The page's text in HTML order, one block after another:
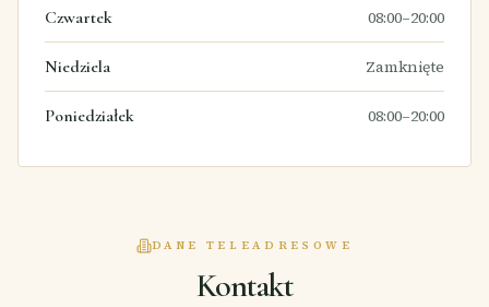
Czwartek 08:00–20:00
Niedziela Zamknięte
Poniedziałek 08:00–20:00
DANE TELEADRESOWE
Kontakt